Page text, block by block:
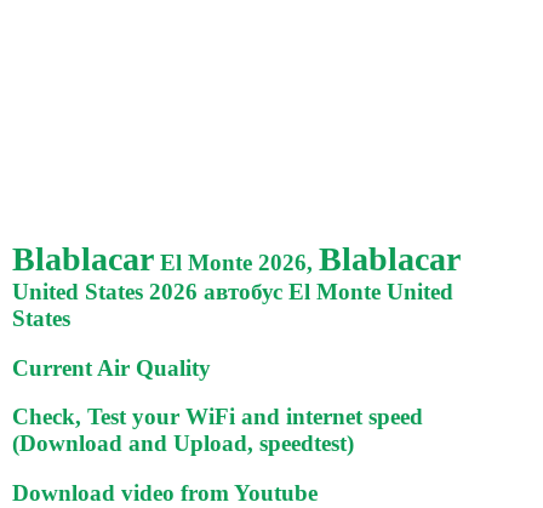
Blablacar El Monte 2026, Blablacar
United States 2026 автобус El Monte United
States
Current Air Quality
Check, Test your WiFi and internet speed
(Download and Upload, speedtest)
Download video from Youtube